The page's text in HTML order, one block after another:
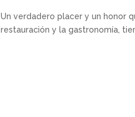
Un verdadero placer y un honor
restauración y la gastronomía,